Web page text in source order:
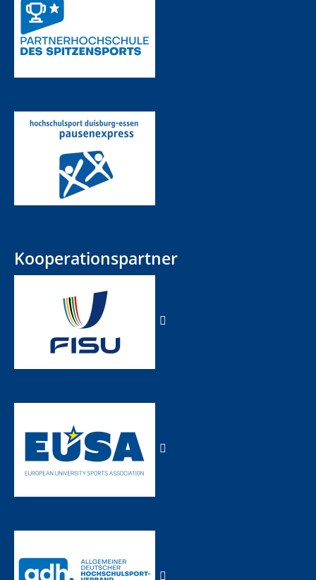
Kooperationspartner